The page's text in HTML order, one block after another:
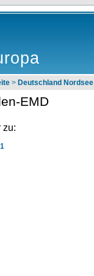
> Deutschland Nordsee
EMD
zu: